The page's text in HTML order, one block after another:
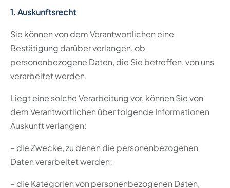
1. Auskunftsrecht
Sie können von dem Verantwortlichen eine
Bestätigung darüber verlangen, ob
personenbezogene Daten, die Sie betreffen, von uns
verarbeitet werden.
Liegt eine solche Verarbeitung vor, können Sie von
dem Verantwortlichen über folgende Informationen
Auskunft verlangen:
– die Zwecke, zu denen die personenbezogenen
Daten verarbeitet werden;
– die Kategorien von personenbezogenen Daten,